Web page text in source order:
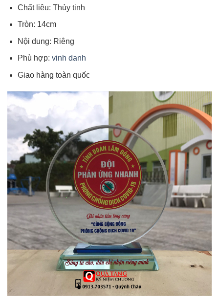
Chất liệu: Thủy tinh
Tròn: 14cm
Nội dung: Riêng
Phù hợp: vinh danh
Giao hàng toàn quốc